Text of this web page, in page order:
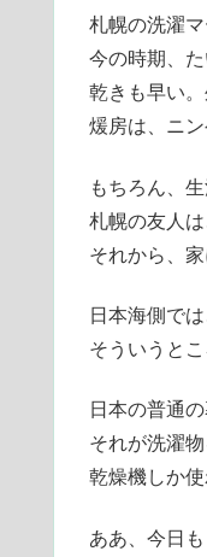
札幌の洗濯
今の時期、
乾きも早い
煖房は、ニ
もちろん、
札幌の友人
それから、
日本海側で
そういうと
日本の普通
それが洗濯
乾燥機しか
ああ、今日